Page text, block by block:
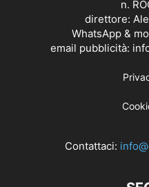
n.
direttore:
WhatsApp &
email pubblicità:
Contattaci: